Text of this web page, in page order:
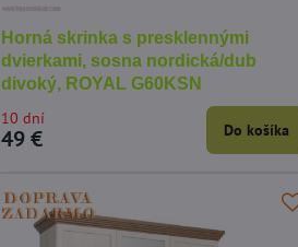
Horná skrinka s presklennými
dvierkami, sosna nordická/dub
divoký, ROYAL G60KSN
10 dní
49 € Do košíka